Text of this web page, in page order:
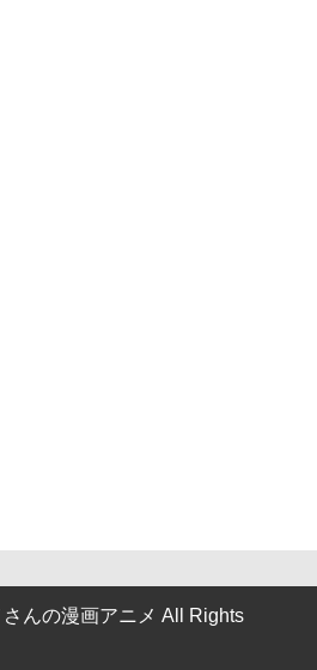
んの漫画アニメ All Rights